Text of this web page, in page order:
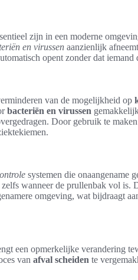
zijn in een moderne
en virussen aanzienlijk
opent zonder dat iemand
van de mogelijkheid op
bacteriën en virussen
Door gebruik te
systemen die onaangename
wanneer de prullenbak vol is.
omgeving, wat bijdraagt
een opmerkelijke verandering
van afval scheiden te